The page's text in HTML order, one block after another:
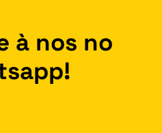
à nos no